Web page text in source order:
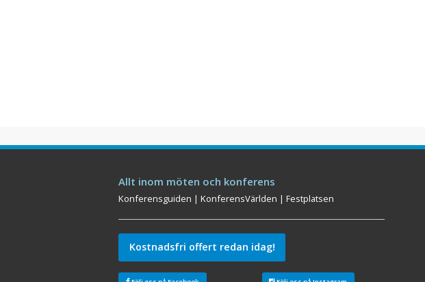
Allt inom möten och konferens
Konferensguiden |KonferensVärlden |Festplatsen
Kostnadsfri offert redan idag!